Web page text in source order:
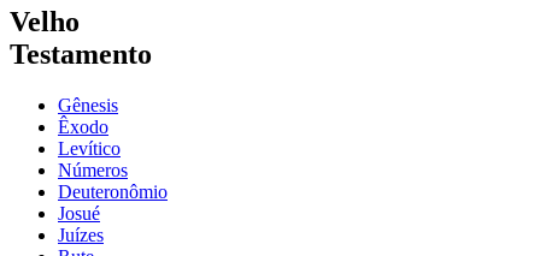
Velho
Testamento
Gênesis
Êxodo
Levítico
Números
Deuteronômio
Josué
Juízes